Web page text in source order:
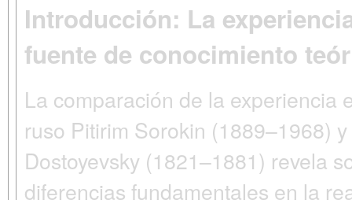
Introducción: La
fuente de conocimiento
La comparación de la experiencia
ruso Pitirim Sorokin (1889–1968)
Dostoyevsky (1821–1881) revela
diferencias fundamentales en la